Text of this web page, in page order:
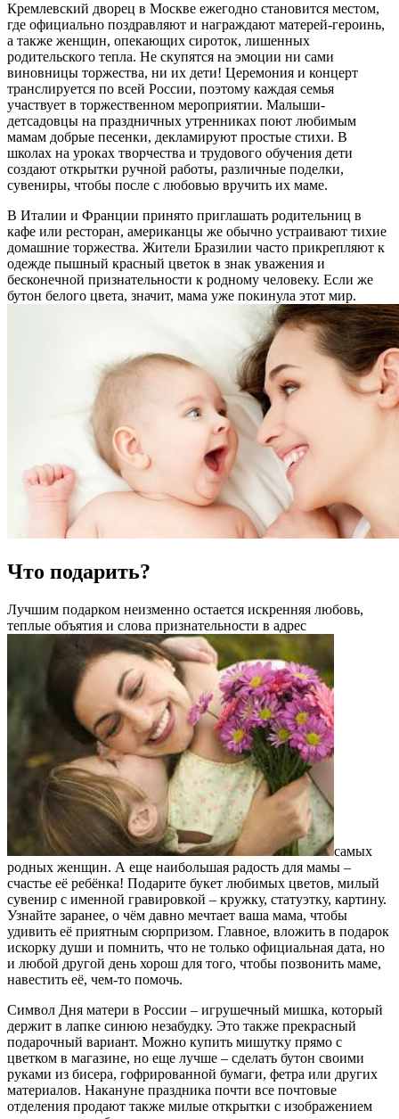
Кремлевский дворец в Москве ежегодно становится местом,
где официально поздравляют и награждают матерей-героинь,
а также женщин, опекающих сироток, лишенных
родительского тепла. Не скупятся на эмоции ни сами
виновницы торжества, ни их дети! Церемония и концерт
транслируется по всей России, поэтому каждая семья
участвует в торжественном мероприятии. Малыши-
детсадовцы на праздничных утренниках поют любимым
мамам добрые песенки, декламируют простые стихи. В
школах на уроках творчества и трудового обучения дети
создают открытки ручной работы, различные поделки,
сувениры, чтобы после с любовью вручить их маме.
В Италии и Франции принято приглашать родительниц в
кафе или ресторан, американцы же обычно устраивают тихие
домашние торжества. Жители Бразилии часто прикрепляют к
одежде пышный красный цветок в знак уважения и
бесконечной признательности к родному человеку. Если же
бутон белого цвета, значит, мама уже покинула этот мир.
Что подарить?
Лучшим подарком неизменно остается искренняя любовь,
теплые объятия и слова признательности в адрес
самых
родных женщин. А еще наибольшая радость для мамы –
счастье её ребёнка! Подарите букет любимых цветов, милый
сувенир с именной гравировкой – кружку, статуэтку, картину.
Узнайте заранее, о чём давно мечтает ваша мама, чтобы
удивить её приятным сюрпризом. Главное, вложить в подарок
искорку души и помнить, что не только официальная дата, но
и любой другой день хорош для того, чтобы позвонить маме,
навестить её, чем-то помочь.
Символ Дня матери в России – игрушечный мишка, который
держит в лапке синюю незабудку. Это также прекрасный
подарочный вариант. Можно купить мишутку прямо с
цветком в магазине, но еще лучше – сделать бутон своими
руками из бисера, гофрированной бумаги, фетра или других
материалов. Накануне праздника почти все почтовые
отделения продают также милые открытки с изображением